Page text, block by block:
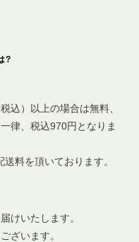
?
込）以上の場合は無料、
律、税込970円となりま
料を頂いております。
けいたします。
ざいます。